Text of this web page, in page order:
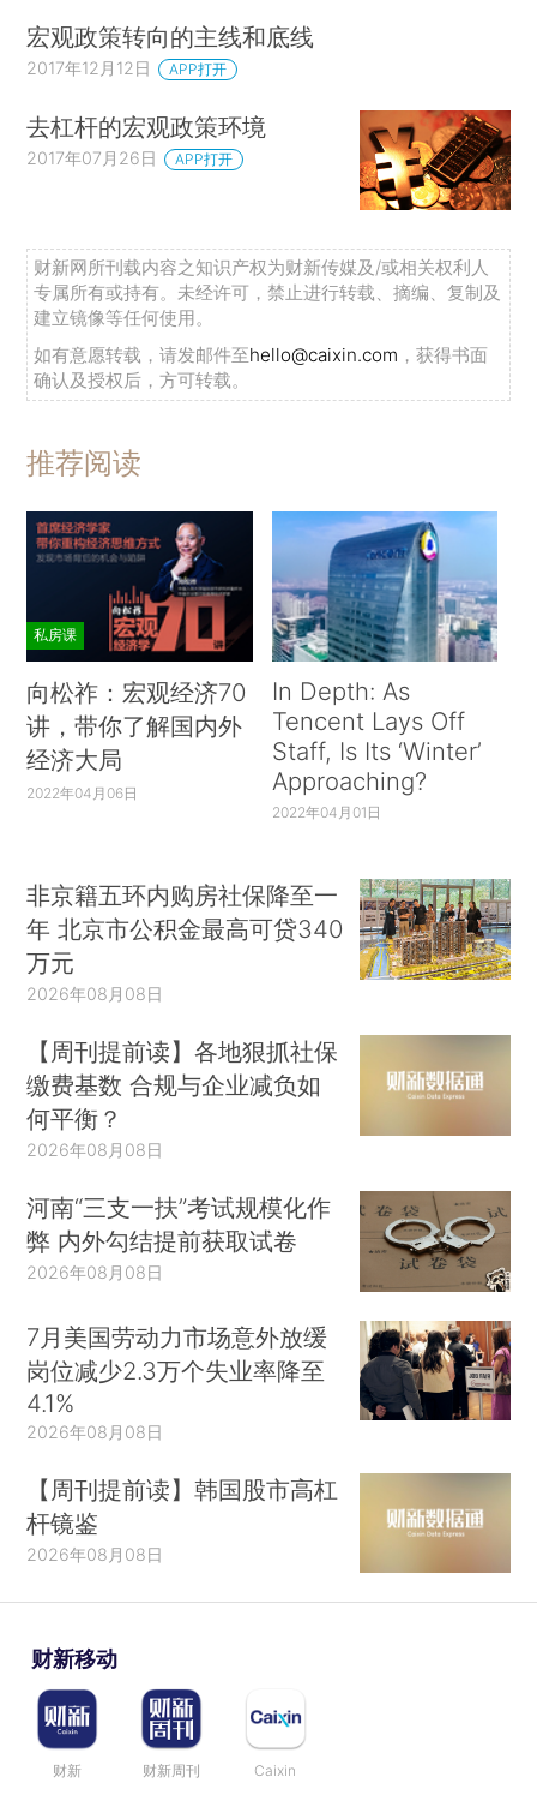
宏观政策转向的主线和底线
2017年12月12日 APP打开
去杠杆的宏观政策环境
2017年07月26日 APP打开
财新网所刊载内容之知识产权为财新传媒及/或相关权利人
专属所有或持有。未经许可，禁止进行转载、摘编、复制及
建立镜像等任何使用。
如有意愿转载，请发邮件至hello@caixin.com ，获得书面
确认及授权后，方可转载。
推荐阅读
私房课
向松祚：宏观经济70
讲，带你了解国内外
经济大局
2022年04月06日
In Depth: As
Tencent Lays Off
Staff, Is Its ‘Winter’
Approaching?
2022年04月01日
非京籍五环内购房社保降至一
年 北京市公积金最高可贷340
万元
2026年08月08日
【周刊提前读】各地狠抓社保
缴费基数 合规与企业减负如
何平衡？
2026年08月08日
河南“三支一扶”考试规模化作
弊 内外勾结提前获取试卷
2026年08月08日
7月美国劳动力市场意外放缓
岗位减少2.3万个失业率降至
4.1%
2026年08月08日
【周刊提前读】韩国股市高杠
杆镜鉴
2026年08月08日
财新移动
财新 财新周刊 Caixin